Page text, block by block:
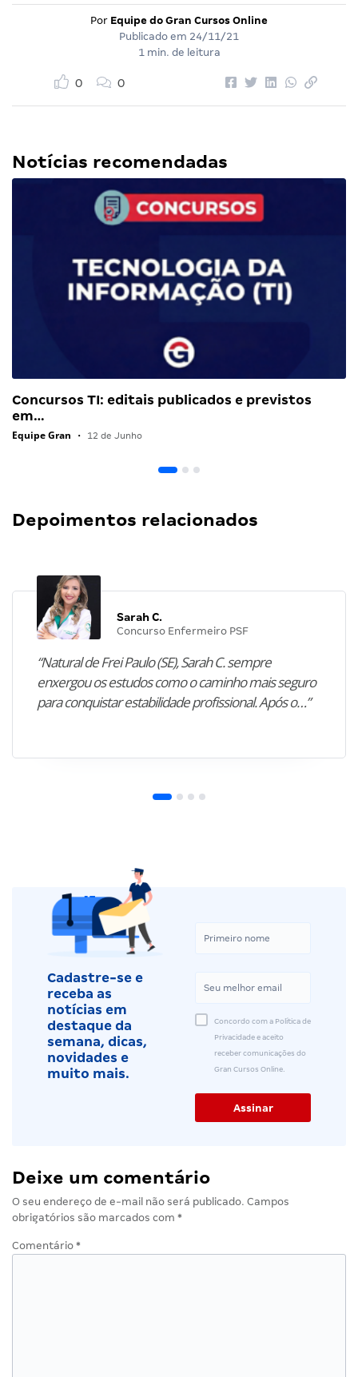
Por Equipe do Gran Cursos Online
Publicado em 24/11/21
1 min. de leitura
0 0
Notícias recomendadas
Concursos TI: editais publicados e previstos
em…
Equipe Gran • 12 de Junho
Depoimentos relacionados
Sarah C.
Concurso Enfermeiro PSF
“Natural de Frei Paulo (SE), Sarah C. sempre
enxergou os estudos como o caminho mais seguro
para conquistar estabilidade profissional. Após o…”
Cadastre-se e
receba as
notícias em
destaque da
semana, dicas,
novidades e
muito mais.
Concordo com a Política de
Privacidade e aceito
receber comunicações do
Gran Cursos Online.
Deixe um comentário
O seu endereço de e-mail não será publicado. Campos
obrigatórios são marcados com *
Comentário *